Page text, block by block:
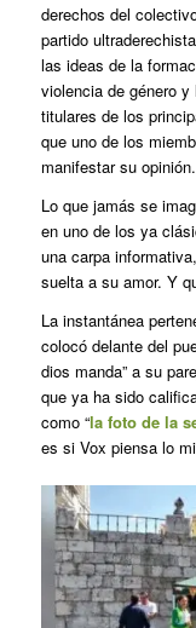
derechos del
partido
las ideas de la
violencia de género
titulares de los
que uno de los
manifestar su opinión.
Lo que jamás se
en uno de los ya
una carpa
suelta a su amor. Y
La instantánea
colocó delante del
dios manda” a su
que ya ha sido
como “la foto de la
es si Vox piensa lo